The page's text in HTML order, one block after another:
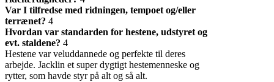
Var I tilfredse med ridningen, tempoet og/eller
terrænet? 4
Hvordan var standarden for hestene, udstyret og
evt. staldene? 4
Hestene var veluddannede og perfekte til deres
arbejde. Jacklin et super dygtigt hestemenneske og
rytter, som havde styr på alt og så alt.